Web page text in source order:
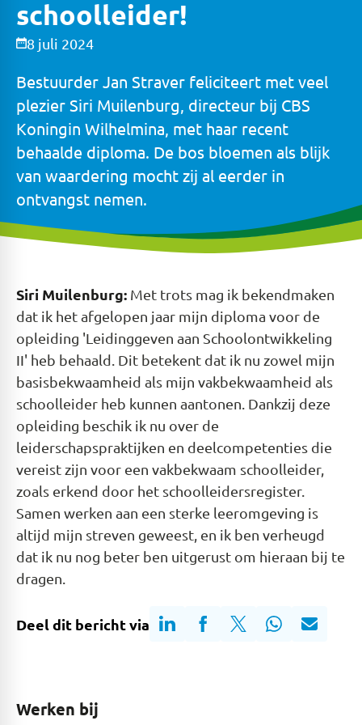
schoolleider!
8 juli 2024
Bestuurder Jan Straver feliciteert met veel
plezier Siri Muilenburg, directeur bij CBS
Koningin Wilhelmina, met haar recent
behaalde diploma. De bos bloemen als blijk
van waardering mocht zij al eerder in
ontvangst nemen.
Siri Muilenburg: Met trots mag ik bekendmaken
dat ik het afgelopen jaar mijn diploma voor de
opleiding 'Leidinggeven aan Schoolontwikkeling
II' heb behaald. Dit betekent dat ik nu zowel mijn
basisbekwaamheid als mijn vakbekwaamheid als
schoolleider heb kunnen aantonen. Dankzij deze
opleiding beschik ik nu over de
leiderschapspraktijken en deelcompetenties die
vereist zijn voor een vakbekwaam schoolleider,
zoals erkend door het schoolleidersregister.
Samen werken aan een sterke leeromgeving is
altijd mijn streven geweest, en ik ben verheugd
dat ik nu nog beter ben uitgerust om hieraan bij te
dragen.
Deel dit bericht via
Werken bij